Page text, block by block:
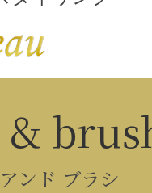
ンド ブラシ